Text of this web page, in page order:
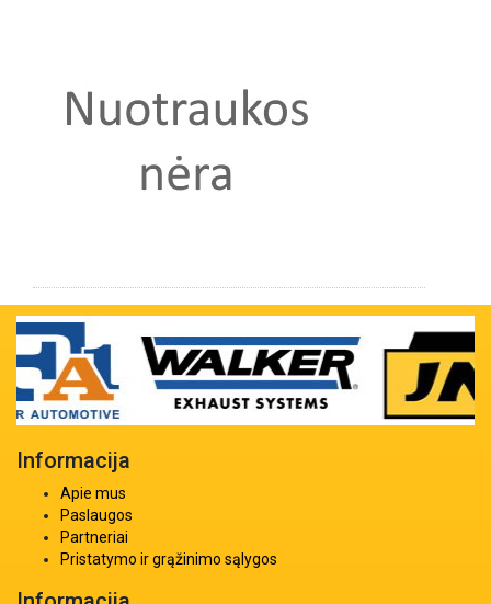
Informacija
Apie mus
Paslaugos
Partneriai
Pristatymo ir grąžinimo sąlygos